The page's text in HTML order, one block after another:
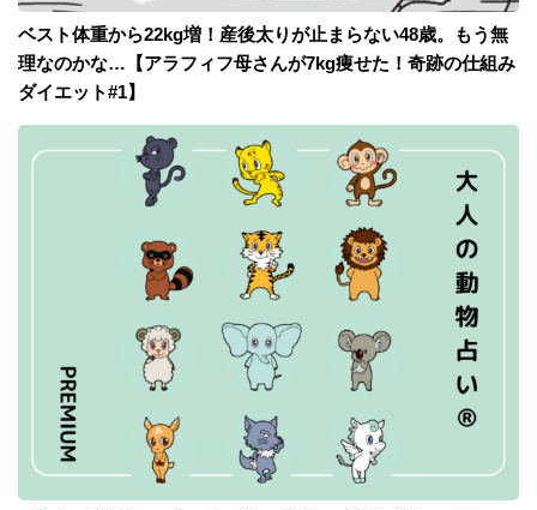
ベスト体重から22kg増！産後太りが止まらない48歳。もう無
理なのかな…【アラフィフ母さんが7kg痩せた！奇跡の仕組み
ダイエット#1】